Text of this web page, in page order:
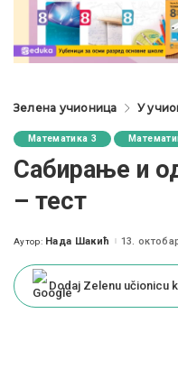
Зелена учионица У
Математика 3
Сабирање и
– тест
Posted
Аутор: Нада Шакић 13.
Dodaj Zelenu učionicu